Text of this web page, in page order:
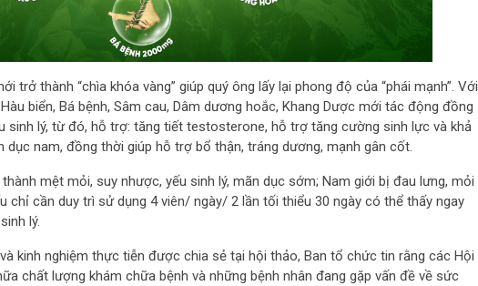
trở thành “chìa khóa vàng” giúp quý ông lấy lại phong độ của “phái mạnh”. Với
biển, Bá bệnh, Sâm cau, Dâm dương hoắc, Khang Dược mới tác động đồng
sinh lý, từ đó, hỗ trợ: tăng tiết testosterone, hỗ trợ tăng cường sinh lực và khả
dục nam, đồng thời giúp hỗ trợ bổ thận, tráng dương, mạnh gân cốt.
mệt mỏi, suy nhược, yếu sinh lý, mãn dục sớm; Nam giới bị đau lưng, mỏi
chỉ cần duy trì sử dụng 4 viên/ ngày/ 2 lần tối thiểu 30 ngày có thể thấy ngay
lý.
kinh nghiệm thực tiễn được chia sẻ tại hội thảo, Ban tổ chức tin rằng các Hội
chất lượng khám chữa bệnh và những bệnh nhân đang gặp vấn đề về sức